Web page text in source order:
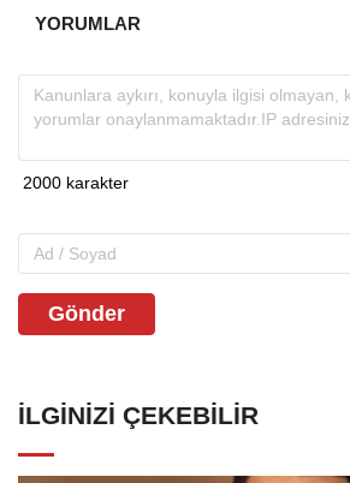
YORUMLAR
Gönder
İLGINIZI ÇEKEBILIR